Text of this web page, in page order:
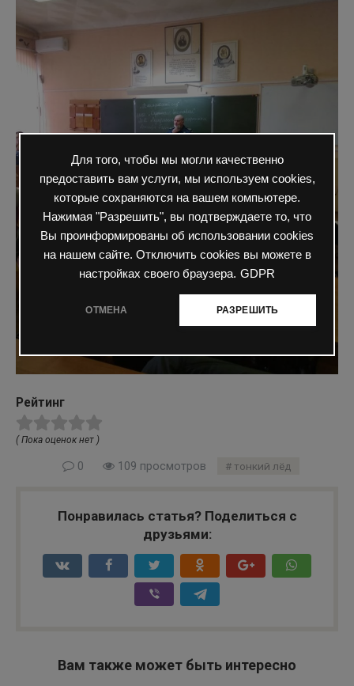
Для того, чтобы мы могли качественно
предоставить вам услуги, мы используем cookies,
которые сохраняются на вашем компьютере.
Нажимая "Разрешить", вы подтверждаете то, что
Вы проинформированы об использовании cookies
на нашем сайте. Отключить cookies вы можете в
настройках своего браузера. GDPR
ОТМЕНА РАЗРЕШИТЬ
Рейтинг
( Пока оценок нет )
0 109 просмотров тонкий лёд
Понравилась статья? Поделиться с
друзьями:
Вам также может быть интересно